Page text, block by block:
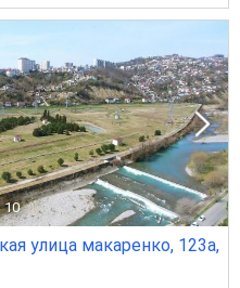
10
улица макаренко, 123а,